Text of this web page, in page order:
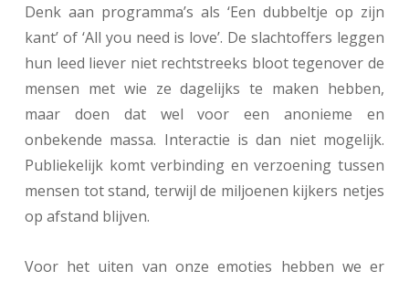
Denk aan programma’s als ‘Een dubbeltje op zijn
kant’ of ‘All you need is love’. De slachtoffers leggen
hun leed liever niet rechtstreeks bloot tegenover de
mensen met wie ze dagelijks te maken hebben,
maar doen dat wel voor een anonieme en
onbekende massa. Interactie is dan niet mogelijk.
Publiekelijk komt verbinding en verzoening tussen
mensen tot stand, terwijl de miljoenen kijkers netjes
op afstand blijven.
Voor het uiten van onze emoties hebben we er